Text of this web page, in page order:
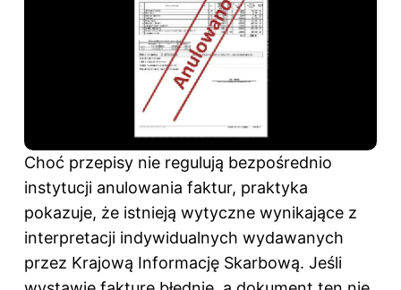
Choć przepisy nie regulują bezpośrednio
instytucji anulowania faktur, praktyka
pokazuje, że istnieją wytyczne wynikające z
interpretacji indywidualnych wydawanych
przez Krajową Informację Skarbową. Jeśli